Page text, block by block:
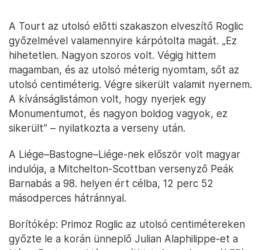
A Tourt az utolsó előtti szakaszon elveszítő Roglic
győzelmével valamennyire kárpótolta magát. „Ez
hihetetlen. Nagyon szoros volt. Végig hittem
magamban, és az utolsó méterig nyomtam, sőt az
utolsó centiméterig. Végre sikerült valamit nyernem.
A kívánságlistámon volt, hogy nyerjek egy
Monumentumot, és nagyon boldog vagyok, ez
sikerült” – nyilatkozta a verseny után.
A Liége–Bastogne–Liége-nek először volt magyar
indulója, a Mitchelton-Scottban versenyző Peák
Barnabás a 98. helyen ért célba, 12 perc 52
másodperces hátránnyal.
Borítókép: Primoz Roglic az utolsó centimétereken
győzte le a korán ünneplő Julian Alaphilippe-et a